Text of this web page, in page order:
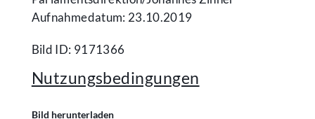
Aufnahmedatum: 23.10.2019
Bild ID: 9171366
Nutzungsbedingungen
Bild herunterladen